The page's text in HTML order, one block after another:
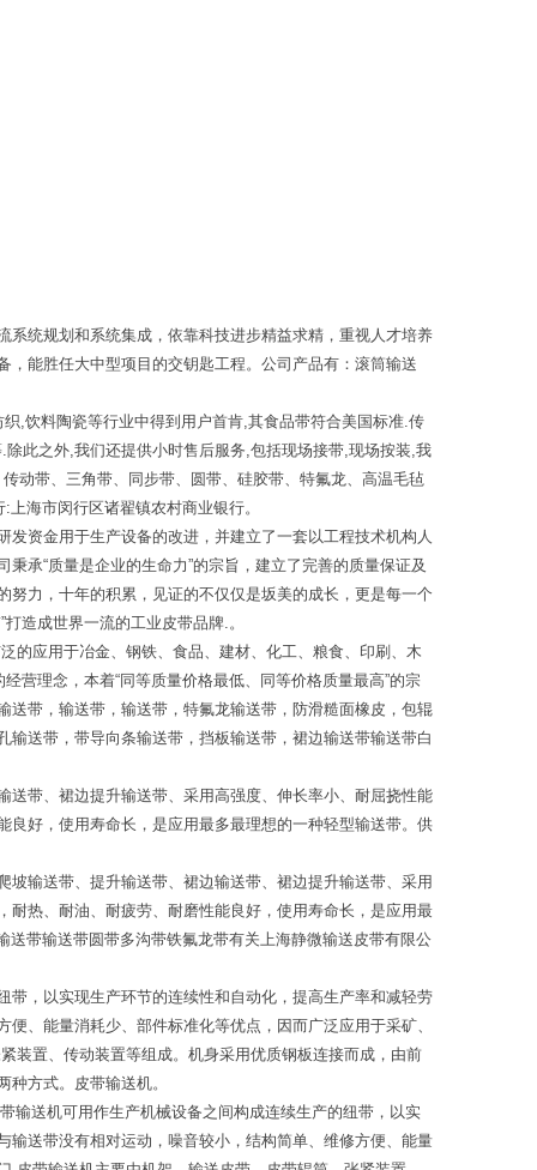
统规划和系统集成，依靠科技进步精益求精，重视人才培养
能胜任大中型项目的交钥匙工程。公司产品有：滚筒输送
,饮料陶瓷等行业中得到用户首肯,其食品带符合美国标准.传
此之外,我们还提供小时售后服务,包括现场接带,现场按装,我
动带、三角带、同步带、圆带、硅胶带、特氟龙、高温毛毡
海市闵行区诸翟镇农村商业银行。
资金用于生产设备的改进，并建立了一套以工程技术机构人
承“质量是企业的生命力”的宗旨，建立了完善的质量保证及
力，十年的积累，见证的不仅仅是坂美的成长，更是每一个
造成世界一流的工业皮带品牌.。
的应用于冶金、钢铁、食品、建材、化工、粮食、印刷、木
营理念，本着“同等质量价格最低、同等价格质量最高”的宗
带，输送带，输送带，特氟龙输送带，防滑糙面橡皮，包辊
送带，带导向条输送带，挡板输送带，裙边输送带输送带白
带、裙边提升输送带、采用高强度、伸长率小、耐屈挠性能
好，使用寿命长，是应用最多最理想的一种轻型输送带。供
输送带、提升输送带、裙边输送带、裙边提升输送带、采用
热、耐油、耐疲劳、耐磨性能良好，使用寿命长，是应用最
带输送带圆带多沟带铁氟龙带有关上海静微输送皮带有限公
，以实现生产环节的连续性和自动化，提高生产率和减轻劳
、能量消耗少、部件标准化等优点，因而广泛应用于采矿、
装置、传动装置等组成。机身采用优质钢板连接而成，由前
方式。皮带输送机。
输送机可用作生产机械设备之间构成连续生产的纽带，以实
送带没有相对运动，噪音较小，结构简单、维修方便、能量